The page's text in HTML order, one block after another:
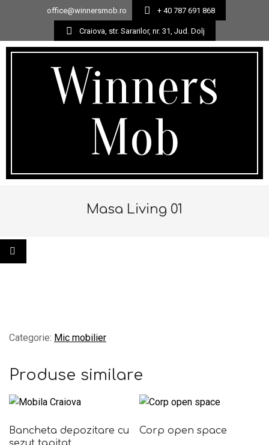
office@winnersmob.ro + 40 787 691 868
Craiova, str. Sararilor, nr. 31, Jud. Dolj
Skip
Winners
Mob
Masa Living 01
Categorie: Mic mobilier
Produse similare
Bancheta depozitare cu
Corp open space